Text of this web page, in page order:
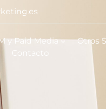
y Paid Media Otros
Contacto